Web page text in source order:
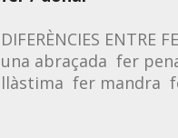
Si vols,
❗Pots
DIFERÈNCIES
una abraçada fer
llàstima fer mandra
mastegot donar una